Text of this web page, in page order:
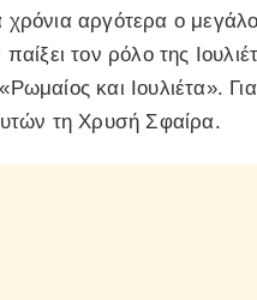
χρόνια αργότερα ο
τον ρόλο της
και Ιουλιέτα».
τη Χρυσή Σφαίρα.